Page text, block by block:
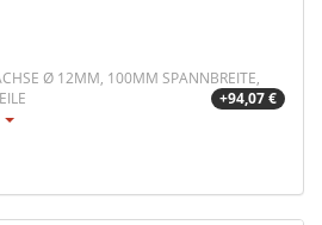
Ø 12MM, 100MM SPANNBREITE,
+94,07 €